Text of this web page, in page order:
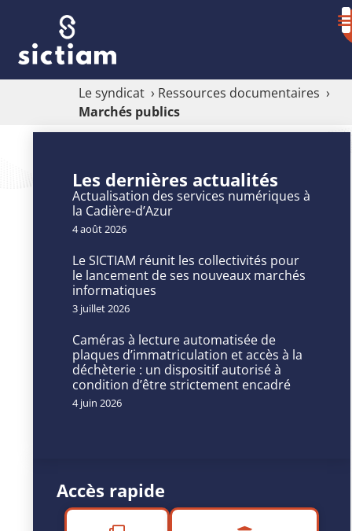
Le syndicat › Ressources documentaires ›
Marchés publics
publics
dessous
Marchés
cours
recherche
Les dernières actualités
Actualisation des services numériques à
la Cadière-d’Azur
4 août 2026
Le SICTIAM réunit les collectivités pour
le lancement de ses nouveaux marchés
informatiques
3 juillet 2026
Caméras à lecture automatisée de
plaques d’immatriculation et accès à la
déchèterie : un dispositif autorisé à
condition d’être strictement encadré
4 juin 2026
Accès rapide